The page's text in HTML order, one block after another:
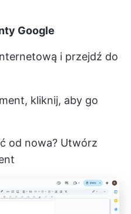
Google
i przejdź do
kliknij, aby go
od nowa? Utwórz